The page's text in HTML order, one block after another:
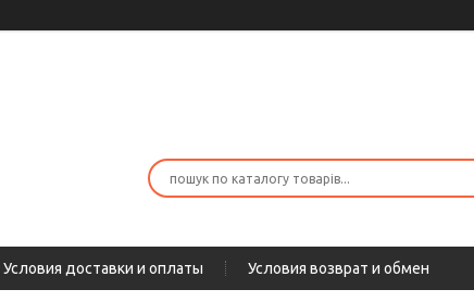
Условия доставки и оплаты Условия возврат и обмен